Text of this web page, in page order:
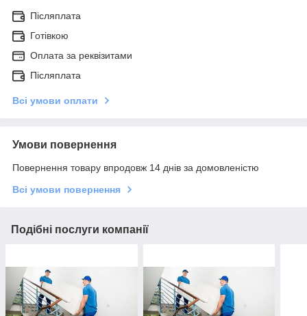
Післяплата
Готівкою
Оплата за реквізитами
Післяплата
Всі умови оплати
Умови повернення
Повернення товару впродовж 14 днів за домовленістю
Всі умови повернення
Подібні послуги компанії